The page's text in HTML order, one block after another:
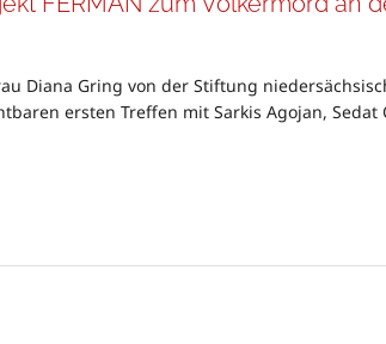
Diana Gring von der Stiftung
ersten Treffen mit Sarkis Agojan, Sedat